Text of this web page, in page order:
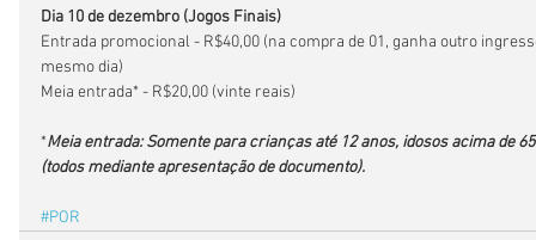
Dia 10 de dezembro (Jogos Finais)
Entrada promocional - R$40,00 (na compra de 01, ganha outro
mesmo dia)
Meia entrada* - R$20,00 (vinte reais)
*Meia entrada: Somente para crianças até 12 anos, idosos acima de
(todos mediante apresentação de documento).
#POR